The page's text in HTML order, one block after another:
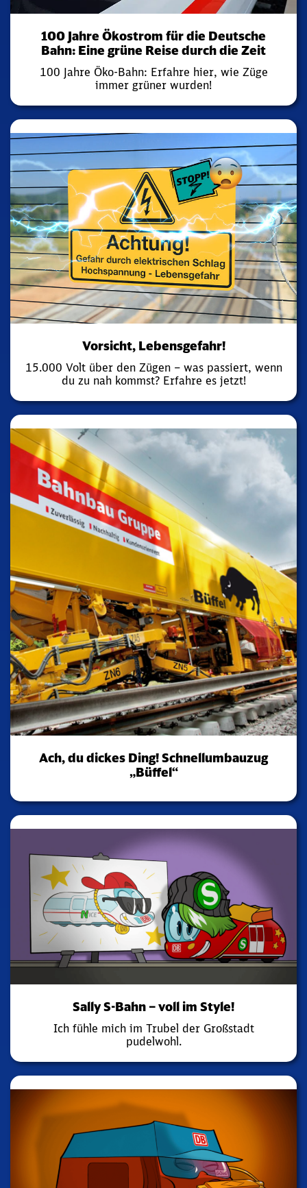
100 Jahre Ökostrom für die Deutsche
Bahn: Eine grüne Reise durch die Zeit
100 Jahre Öko-Bahn: Erfahre hier, wie Züge
immer grüner wurden!
Vorsicht, Lebensgefahr!
15.000 Volt über den Zügen – was passiert, wenn
du zu nah kommst? Erfahre es jetzt!
Ach, du dickes Ding! Schnellumbauzug
„Büffel“
Sally S-Bahn – voll im Style!
Ich fühle mich im Trubel der Großstadt
pudelwohl.